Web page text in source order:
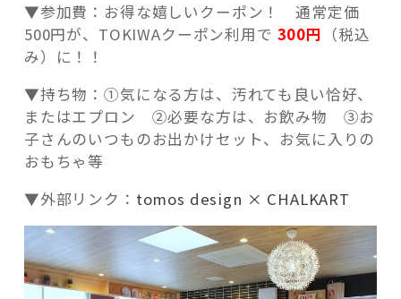
▼参加費：お得な嬉しいクーポン！ 通常定価
500円が、TOKIWAクーポン利用で 300円
（税込
み）に！！
▼持ち物：①気になる方は、汚れても良い恰好、
またはエプロン ②必要な方は、お飲み物 ③お
子さんのいつものお出かけセット、お気に入りの
おもちゃ等
▼外部リンク： tomos design × CHALKART